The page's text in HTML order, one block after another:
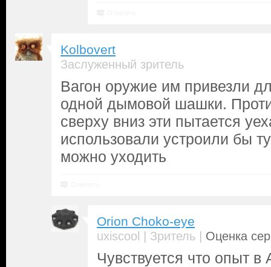
Kolbovert
Заслуженный зритель
Вагон оружие им привезли
одной дымовой шашки.
сверху вниз эти пытается
использовали устроили бы
можно уходить
Orion Choko-eye
uxiscool | Зритель | Оценка
Чувствуется что опыт в